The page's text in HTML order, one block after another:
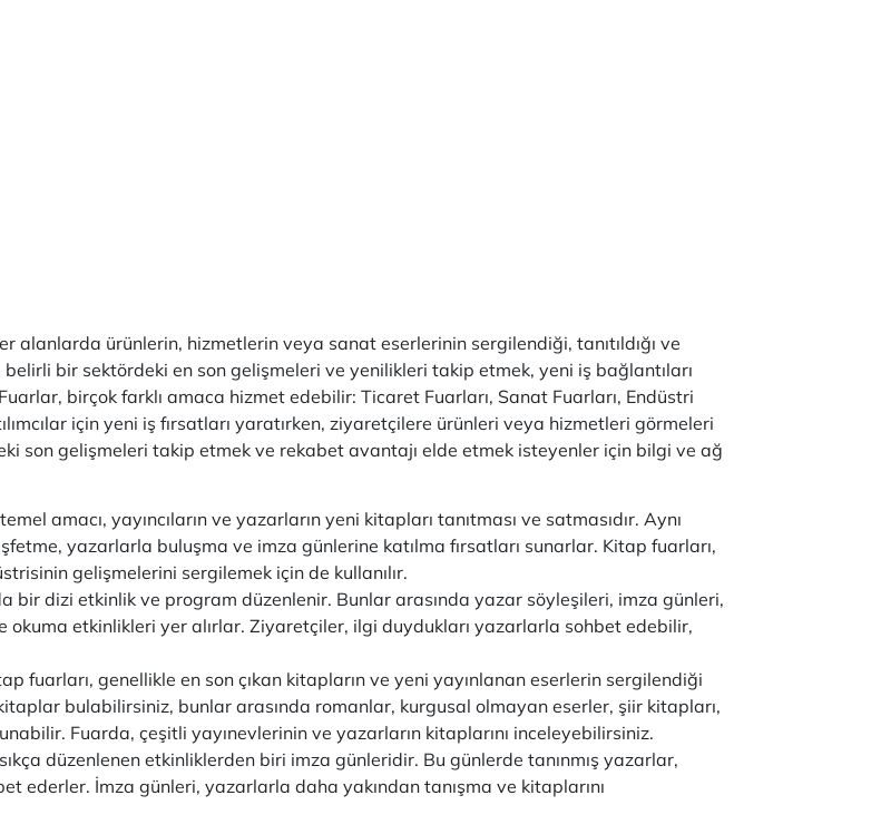
alanlarda ürünlerin, hizmetlerin veya sanat eserlerinin sergilendiği, tanıtıldığı ve
bir sektördeki en son gelişmeleri ve yenilikleri takip etmek, yeni iş bağlantıları
birçok farklı amaca hizmet edebilir: Ticaret Fuarları, Sanat Fuarları, Endüstri
için yeni iş fırsatları yaratırken, ziyaretçilere ürünleri veya hizmetleri görmeleri
son gelişmeleri takip etmek ve rekabet avantajı elde etmek isteyenler için bilgi ve ağ
amacı, yayıncıların ve yazarların yeni kitapları tanıtması ve satmasıdır. Aynı
yazarlarla buluşma ve imza günlerine katılma fırsatları sunarlar. Kitap fuarları,
gelişmelerini sergilemek için de kullanılır.
bir dizi etkinlik ve program düzenlenir. Bunlar arasında yazar söyleşileri, imza günleri,
okuma etkinlikleri yer alırlar. Ziyaretçiler, ilgi duydukları yazarlarla sohbet edebilir,
fuarları, genellikle en son çıkan kitapların ve yeni yayınlanan eserlerin sergilendiği
bulabilirsiniz, bunlar arasında romanlar, kurgusal olmayan eserler, şiir kitapları,
Fuarda, çeşitli yayınevlerinin ve yazarların kitaplarını inceleyebilirsiniz.
düzenlenen etkinliklerden biri imza günleridir. Bu günlerde tanınmış yazarlar,
ederler. İmza günleri, yazarlarla daha yakından tanışma ve kitaplarını